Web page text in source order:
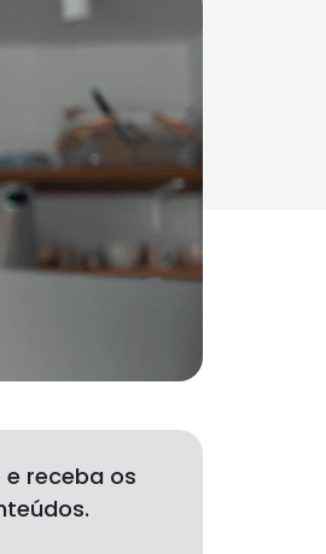
receba os